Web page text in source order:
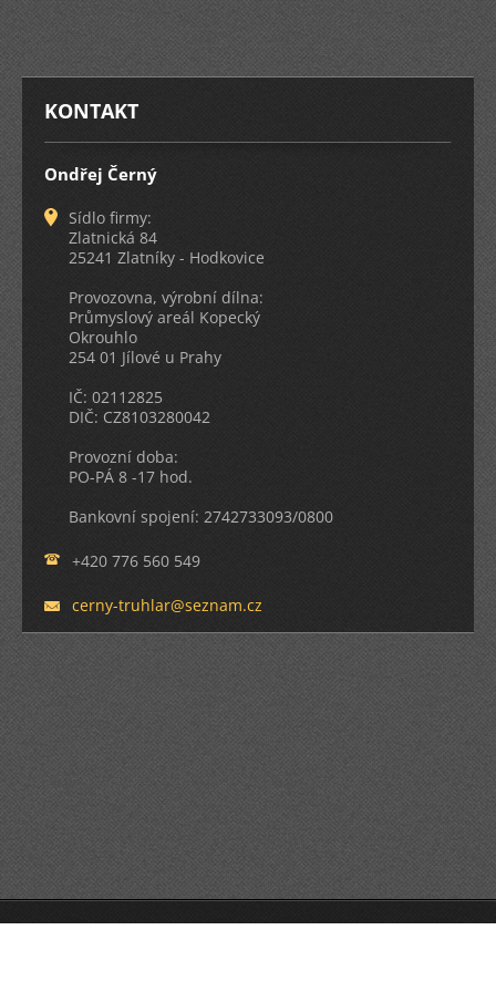
KONTAKT
Ondřej Černý
Sídlo firmy:
Zlatnická 84
25241 Zlatníky - Hodkovice
Provozovna, výrobní dílna:
Průmyslový areál Kopecký
Okrouhlo
254 01 Jílové u Prahy
IČ: 02112825
DIČ: CZ8103280042
Provozní doba:
PO-PÁ 8 -17 hod.
Bankovní spojení: 2742733093/0800
+420 776 560 549
cerny-truhlar@seznam.cz